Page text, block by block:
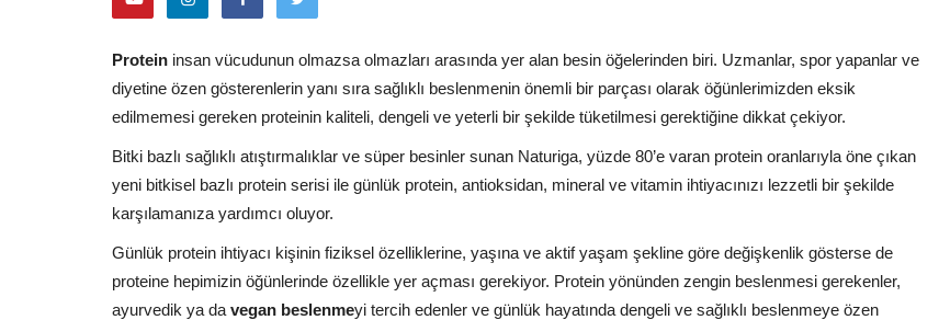
Protein insan vücudunun olmazsa olmazları arasında yer alan besin öğelerinden biri. Uzmanlar, spor yapanlar ve
diyetine özen gösterenlerin yanı sıra sağlıklı beslenmenin önemli bir parçası olarak öğünlerimizden eksik
edilmemesi gereken proteinin kaliteli, dengeli ve yeterli bir şekilde tüketilmesi gerektiğine dikkat çekiyor.
Bitki bazlı sağlıklı atıştırmalıklar ve süper besinler sunan Naturiga, yüzde 80’e varan protein oranlarıyla öne çıkan
yeni bitkisel bazlı protein serisi ile günlük protein, antioksidan, mineral ve vitamin ihtiyacınızı lezzetli bir şekilde
karşılamanıza yardımcı oluyor.
Günlük protein ihtiyacı kişinin fiziksel özelliklerine, yaşına ve aktif yaşam şekline göre değişkenlik gösterse de
proteine hepimizin öğünlerinde özellikle yer açması gerekiyor. Protein yönünden zengin beslenmesi gerekenler,
ayurvedik ya da vegan beslenmeyi tercih edenler ve günlük hayatında dengeli ve sağlıklı beslenmeye özen